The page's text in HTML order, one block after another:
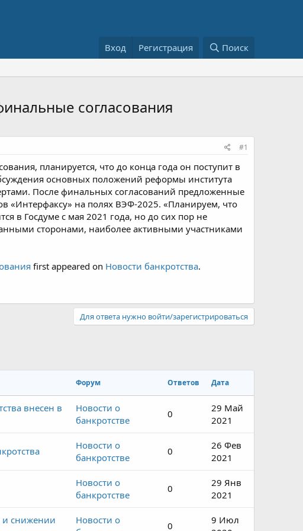
Вход Регистрация Поиск
согласования
#1
планируется, что до конца года он поступит в
основных положений реформы института
После финальных согласований предложенные
«Интерфаксу» на полях ВЭФ-2025. «Планируем, что
в Госдуме с мая 2021 года, но до сих пор не
сторонами, наиболее активными участниками
first appeared on Новости банкротства.
Для ответа нужно войти/зарегистрироваться
Форум Ответов Дата
внесен в
Новости о
банкротстве
0
29 Май
2021
Новости о
банкротстве
0
26 Фев
2021
Новости о
банкротстве
0
29 Янв
2021
и снижении
Новости о
0
9 Июл